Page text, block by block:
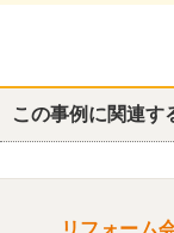
他の箇所を見る
キッチン・台所 洋室
この事例に関連す
リフォーム